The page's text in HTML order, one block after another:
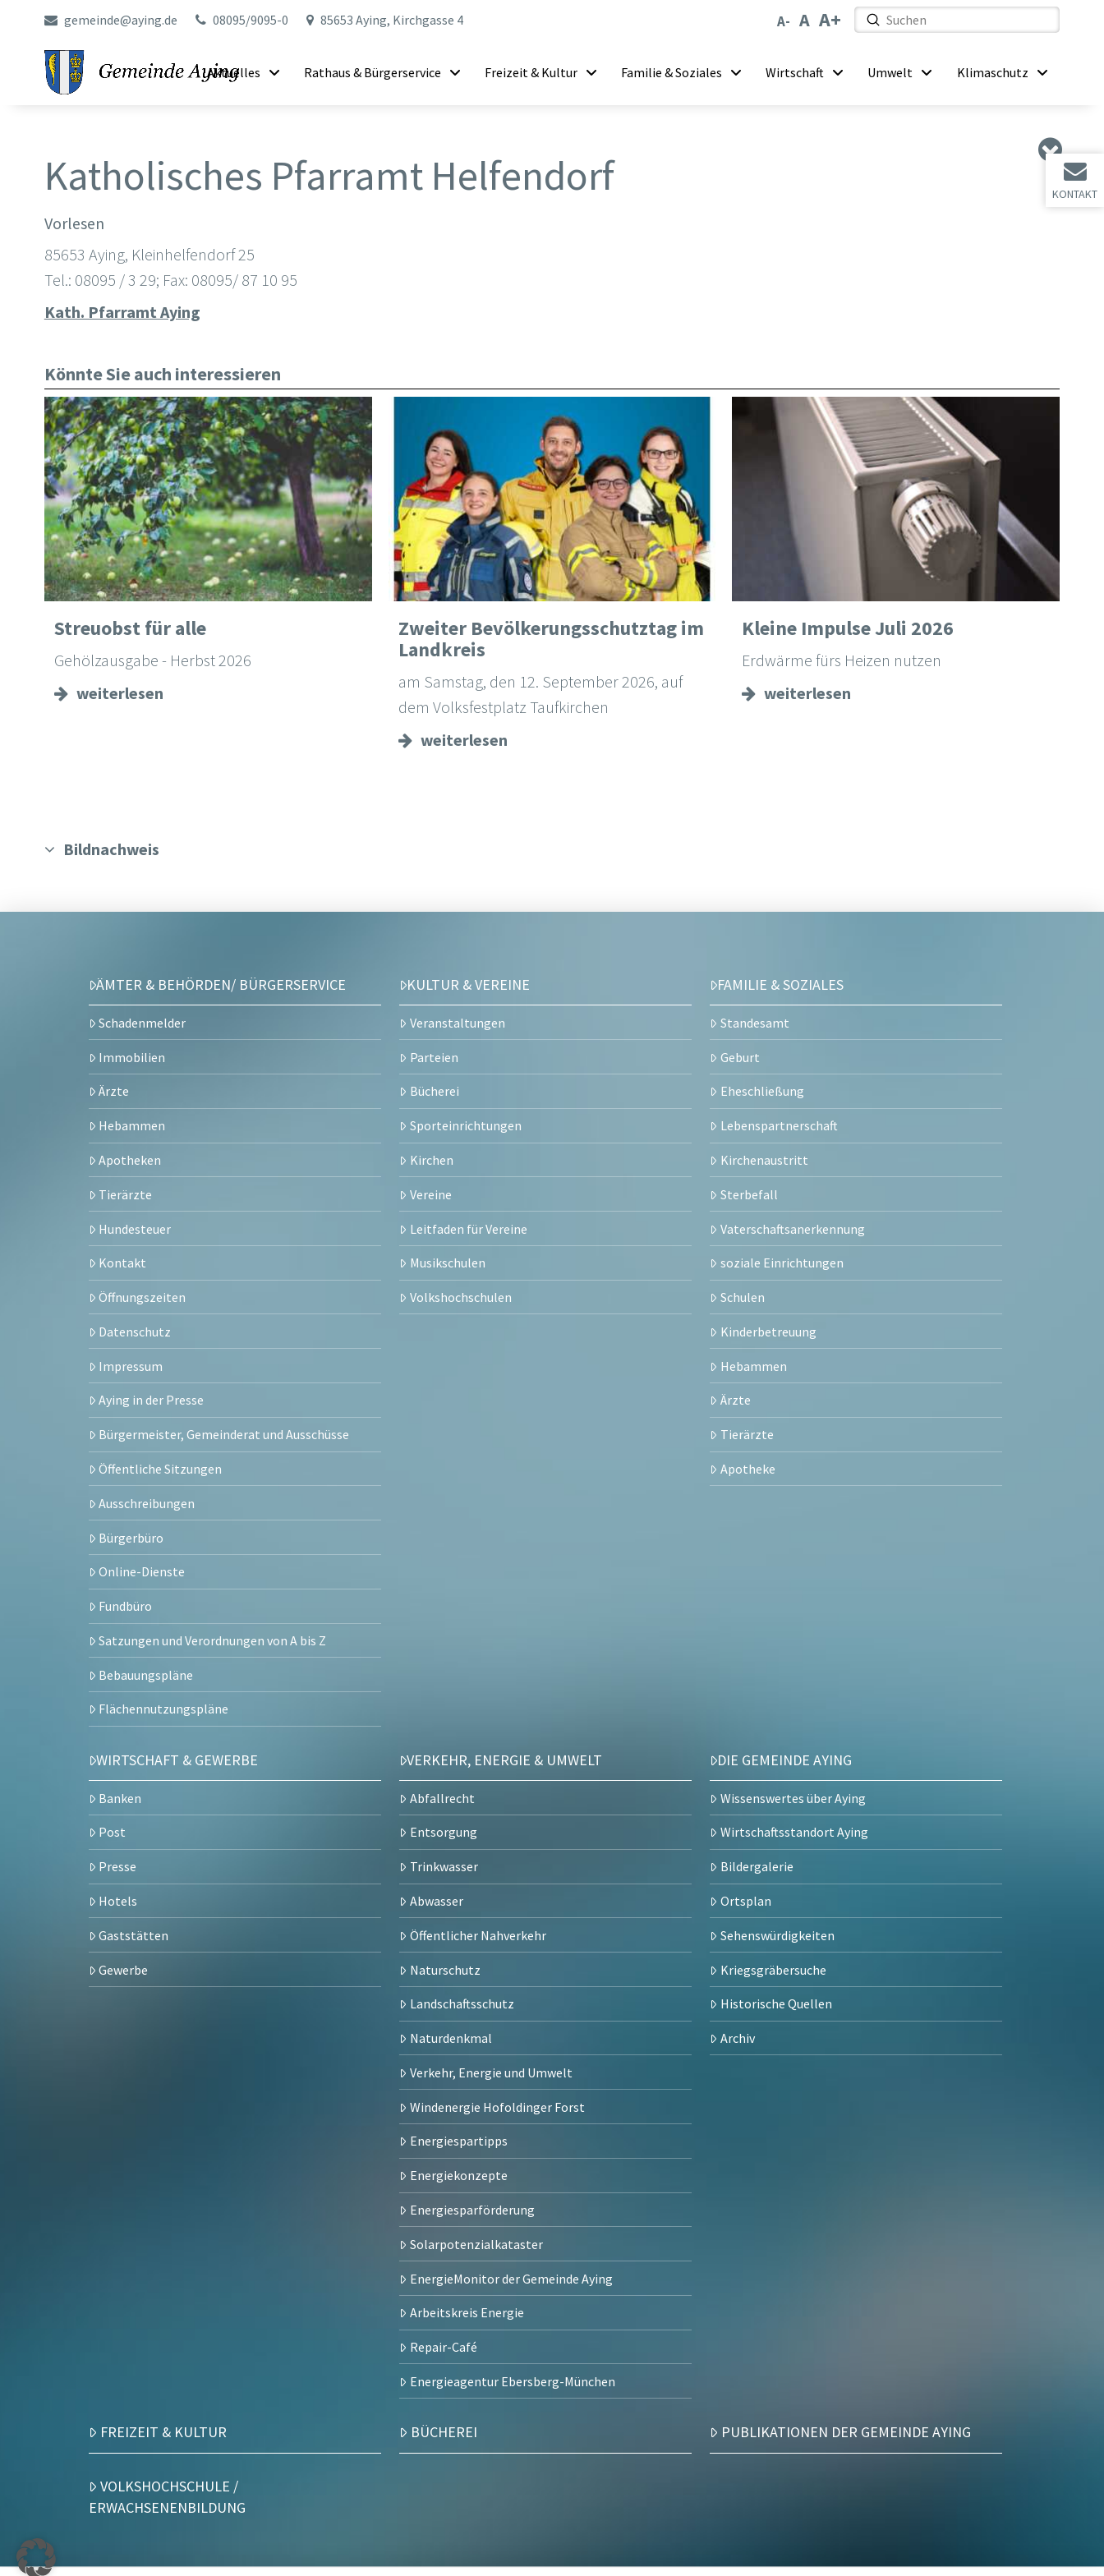
KONTAKT
gemeinde@aying.de 08095/9095-0 85653 Aying, Kirchgasse 4
Search
Submit
Aktuelles Rathaus & Bürgerservice Freizeit & Kultur Familie & Soziales Wirtschaft Umwelt Klimaschutz
Katholisches Pfarramt Helfendorf
Vorlesen
85653 Aying, Kleinhelfendorf 25
Tel.: 08095 / 3 29; Fax: 08095/ 87 10 95
Kath. Pfarramt Aying
Könnte Sie auch interessieren
Streuobst für alle
Gehölzausgabe - Herbst 2026
weiterlesen
Zweiter Bevölkerungsschutztag im
Landkreis
am Samstag, den 12. September 2026, auf
dem Volksfestplatz Taufkirchen
weiterlesen
Kleine Impulse Juli 2026
Erdwärme fürs Heizen nutzen
weiterlesen
Bildnachweis
ÄMTER & BEHÖRDEN/ BÜRGERSERVICE
Schadenmelder
Immobilien
Ärzte
Hebammen
Apotheken
Tierärzte
Hundesteuer
Kontakt
Öffnungszeiten
Datenschutz
Impressum
Aying in der Presse
Bürgermeister, Gemeinderat und Ausschüsse
Öffentliche Sitzungen
Ausschreibungen
Bürgerbüro
Online-Dienste
Fundbüro
Satzungen und Verordnungen von A bis Z
Bebauungspläne
Flächennutzungspläne
KULTUR & VEREINE
Veranstaltungen
Parteien
Bücherei
Sporteinrichtungen
Kirchen
Vereine
Leitfaden für Vereine
Musikschulen
Volkshochschulen
FAMILIE & SOZIALES
Standesamt
Geburt
Eheschließung
Lebenspartnerschaft
Kirchenaustritt
Sterbefall
Vaterschaftsanerkennung
soziale Einrichtungen
Schulen
Kinderbetreuung
Hebammen
Ärzte
Tierärzte
Apotheke
WIRTSCHAFT & GEWERBE
Banken
Post
Presse
Hotels
Gaststätten
Gewerbe
VERKEHR, ENERGIE & UMWELT
Abfallrecht
Entsorgung
Trinkwasser
Abwasser
Öffentlicher Nahverkehr
Naturschutz
Landschaftsschutz
Naturdenkmal
Verkehr, Energie und Umwelt
Windenergie Hofoldinger Forst
Energiespartipps
Energiekonzepte
Energiesparförderung
Solarpotenzialkataster
EnergieMonitor der Gemeinde Aying
Arbeitskreis Energie
Repair-Café
Energieagentur Ebersberg-München
DIE GEMEINDE AYING
Wissenswertes über Aying
Wirtschaftsstandort Aying
Bildergalerie
Ortsplan
Sehenswürdigkeiten
Kriegsgräbersuche
Historische Quellen
Archiv
FREIZEIT & KULTUR BÜCHEREI PUBLIKATIONEN DER GEMEINDE AYING
VOLKSHOCHSCHULE /
ERWACHSENENBILDUNG